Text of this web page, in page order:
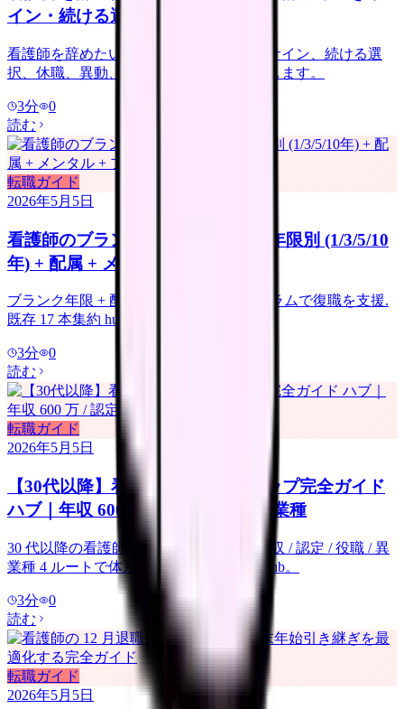
イン・続ける選択・転職準備
看護師を辞めたい時の判断ガイド。限界サイン、続ける選
択、休職、異動、転職、退職準備を整理します。
3分
0
読む
転職ガイド
2026年5月5日
看護師のブランク復職 完全ハブ｜年限別 (1/3/5/10
年) + 配属 + メンタル + プログラム
ブランク年限 + 配属 + メンタル + プログラムで復職を支援.
既存 17 本集約 hub.
3分
0
読む
転職ガイド
2026年5月5日
【30代以降】看護師のキャリアアップ完全ガイド
ハブ｜年収 600 万 / 認定 / 役職 / 異業種
30 代以降の看護師のキャリアアップを年収 / 認定 / 役職 / 異
業種 4 ルートで体系化。既存 12 本集約 hub。
3分
0
読む
転職ガイド
2026年5月5日